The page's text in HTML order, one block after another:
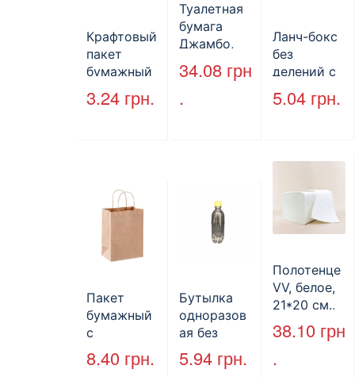
Крафтовый
пакет
бумажный
без ручек
170*140*50
3.24 грн.
Туалетная
бумага
Джамбо,
130 м.
34.08 грн
.
Ланч-бокс
без
делений с
крышкой
HP-10, 240
объем 1300
полистиро
л, черный,
250 шт./уп.
5.04 грн.
Пакет
бумажный
с
кручеными
ручками,
8.40 грн.
Бутылка
одноразов
ая без
крышки,
ПЕТ, V=500
5.94 грн.
Полотенце
VV, белое,
21*20 см.,
160 л.
38.10 грн
.